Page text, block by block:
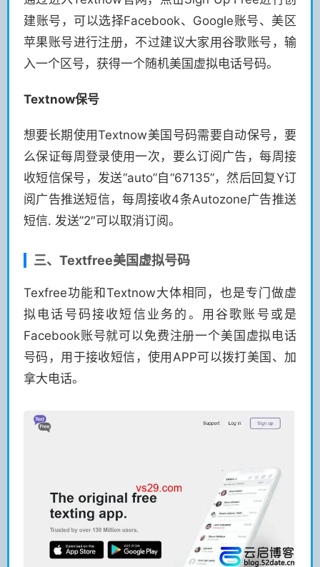
建账号，可以选择Facebook、Google账号、美区
苹果账号进行注册，不过建议大家用谷歌账号，输
入一个区号，获得一个随机美国虚拟电话号码。
Textnow保号
想要长期使用Textnow美国号码需要自动保号，要
么保证每周登录使用一次，要么订阅广告，每周接
收短信保号，发送“auto”自“67135”，然后回复Y订
阅广告推送短信，每周接收4条Autozone广告推送
短信. 发送”2″可以取消订阅。
三、Textfree美国虚拟号码
Texfree功能和Textnow大体相同，也是专门做虚
拟电话号码接收短信业务的。用谷歌账号或是
Facebook账号就可以免费注册一个美国虚拟电话
号码，用于接收短信，使用APP可以拨打美国、加
拿大电话。